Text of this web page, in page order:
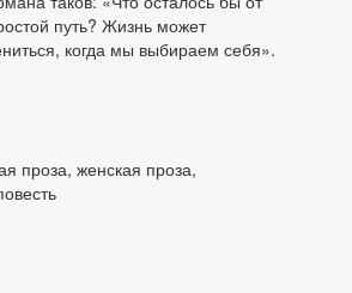
путь? Жизнь может
когда мы выбираем себя».
проза, женская проза,